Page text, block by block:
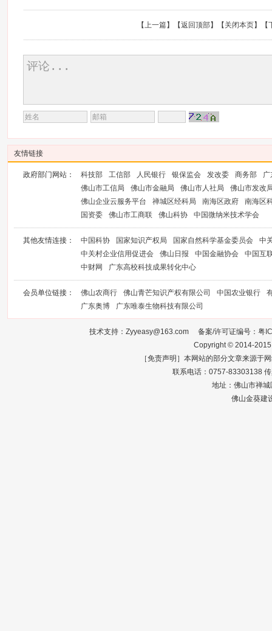
【上一篇】【返回顶部】【 关闭本页】【
友情链接
政府部门网站： 科技部 工信部 人民银行 银保监会 发改委 商务部
广
佛山市工信局
佛山市金融局 佛山市人社局
佛山市发改
佛山企业云服务平台
禅城区经科局 南海区政府
南海区
国资委
佛山市工商联 佛山科协 中国微纳米技术学会
其他友情连接： 中国科协 国家知识产权局 国家自然科学基金委员会
中
中关村企业信用促进会
佛山日报 中国金融协会
中国互
中财网
广东高校科技成果转化中心
会员单位链接： 佛山农商行 佛山青芒知识产权有限公司 中国农业银行
广东奥博
广东唯泰生物科技有限公司
技术支持：Zyyeasy@163.com 备案/许可证编号： 粤
Copyright © 2014-
［免责声明］本网站的部分文章来源于
联系电话：0757-83303138
地址：佛山市禅
佛山金葵建